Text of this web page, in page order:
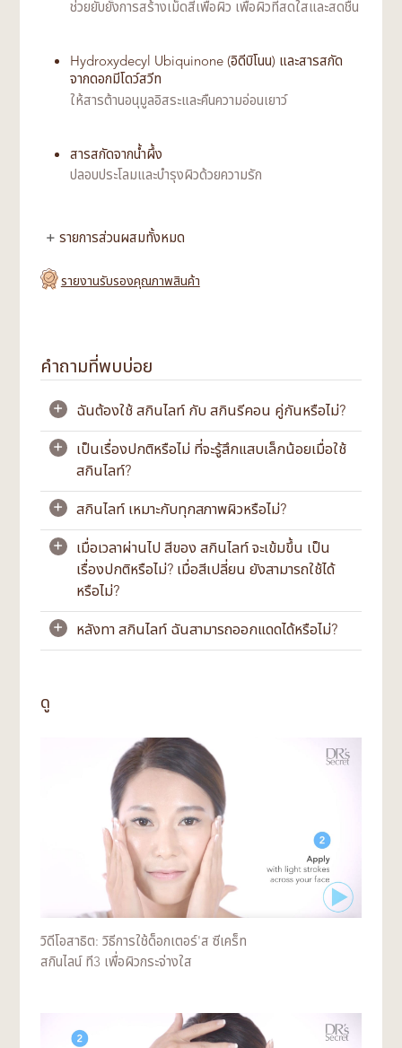
ช่วยยับยั้งการสร้างเม็ดสีเพื่อผิว เพื่อผิวที่สดใสและสดชื่น
Hydroxydecyl Ubiquinone (อิดีบิโนน) และสารสกัด
จากดอกมีโดว์สวีท
ให้สารต้านอนุมูลอิสระและคืนความอ่อนเยาว์
สารสกัดจากน้ำผึ้ง
ปลอบประโลมและบำรุงผิวด้วยความรัก
รายการส่วนผสมทั้งหมด
รายงานรับรองคุณภาพสินค้า
คำถามที่พบบ่อย
+ ฉันต้องใช้ สกินไลท์ กับ สกินรีคอน คู่กันหรือไม่?
ขอแนะนำให้ใช้ สกินไลท์ กับสกินรีคอนผลิตภัณฑ์ทั้ง
สองถูกคิดค้นขึ้นเพื่อเสริมซึ่งกันและกัน สกินไลท์ ช่วย
กระตุ้นการผลัดเซลล์ผิวระดับจุลภาคและกระตุ้นการ
ผลัดเซลล์ผิวใหม่ ในขณะที่ สกินรีคอน เสริมสร้าง
ความแข็งแรงให้กับผิวและบำรุงเซลล์ผิวของเรา ทั้ง
สองอย่างทำงานร่วมกันเพื่อให้ผิวของเราสดใสและมี
สุขภาพดี
สำหรับผู้เริ่มต้น เราแนะนำให้ผสม สกินไลท์ และ สกิน
รีคอน เข้าด้วยกันแล้วทา โดยสังเกตว่าผิวของคุณตอบ
สนองอย่างไร เมื่อผิวมีความเสถียรมากขึ้นคุณอาจ
เลือกใช้ ที3 และ ที4 แยกกัน เพื่อการดูแลที่เข้มข้นขึ้น
+
เป็นเรื่องปกติหรือไม่ ที่จะรู้สึกแสบเล็กน้อยเมื่อใช้
สกินไลท์?
ใช่ บางคนอาจรู้สึกแสบเล็กน้อยนั่นเป็นเรื่องปกติ สกิน
ไลท์ มีสารออกฤทธิ์ที่มีความเข้มข้นสูง ซึ่งกระตุ้นการ
ผลัดเซลล์ผิวใหม่ การรู้สึกแสบนี้เป็นการตอบสนอง
ทางสรีรวิทยาของผิวหนังต่อการกระตุ้นทางประสาท
สัมผัส หากคุณมีผิวแห้งและขาดน้ำความรู้สึกแสบนี้
อาจรุนแรงขึ้นเล็กน้อย เนื่องจากผิวของคุณดูดซึม
ผลิตภัณฑ์ได้เร็วขึ้น คุณอาจรู้สึกแสบได้เช่นกันหาก
+ สกินไลท์ เหมาะกับทุกสภาพผิวหรือไม่?
สกินไลท์ เหมาะสำหรับผิวของคนส่วนใหญ่ อย่างไร
ก็ตามควรระมัดระวังเมื่อใช้ สกินไลท์ กับผิวแพ้ง่าย ขอ
แนะนำให้เริ่มต้นด้วยขั้นตอนการปรับสภาพผิวที่แพ้
ง่ายก่อนแล้วจึงเริ่มใช้ผลิตภัณฑ์ที่เข้มข้นมากขึ้น เช่น
สกินไลท์ เมื่อผิวมีความแข็งแรงมากขึ้น
ระคายเคืองได้
+
เมื่อเวลาผ่านไป สีของ สกินไลท์ จะเข้มขึ้น เป็น
เรื่องปกติหรือไม่? เมื่อสีเปลี่ยน ยังสามารถใช้ได้
หรือไม่?
สกินไลท์ มีส่วนผสมของสารสกัดจากพฤกษชาติ
เนื่องจากสารสกัดทางพฤกษศาสตร์มาจากพืช
เม็ดสีธรรมชาติในสารสกัดจากพฤกษศาสตร์เหล่านี้
อาจเข้มขึ้นเมื่อเวลาผ่านไป เนื่องจากไม่มีการเติมสีลง
ในส่วนผสม การเปลี่ยนสีตามธรรมชาติของเม็ดสีจาก
พืชจึงสามารถสังเกตเห็นได้ สีของ สกินไลท์ อาจมี
ตั้งแต่สีเหลืองอ่อนไปจนถึงสีน้ำตาลเข้ม อย่างไรก็ตาม
สิ่งนี้ไม่ส่งผลต่อคุณภาพและประสิทธิภาพของ
ผลิตภัณฑ์
+ หลังทา สกินไลท์ ฉันสามารถออกแดดได้หรือไม่?
ดู
วิดีโอสาธิต: วิธีการใช้ด็อกเตอร์'ส ซีเคร็ท
สกินไลน์ ที3 เพื่อผิวกระจ่างใส